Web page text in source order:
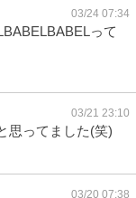
03/24 07:34
って
03/21 23:10
思ってました(笑)
03/20 07:38